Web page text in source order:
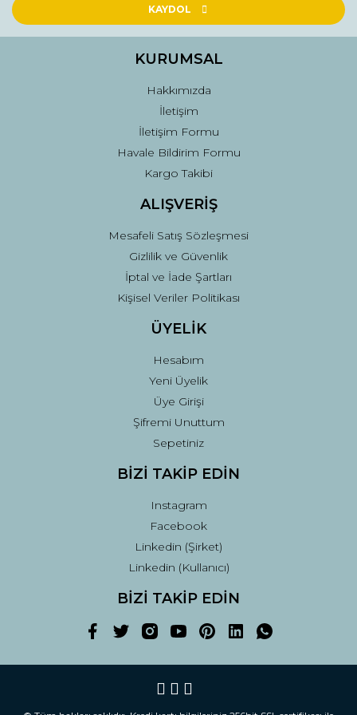
Ürün açıklamasında eksik bilgiler bulunuyor.
Ürün fiyatı diğer sitelerden daha pahalı.
Gönder
KAYDOL
KURUMSAL
Hakkımızda
İletişim
İletişim Formu
Havale Bildirim Formu
Kargo Takibi
ALIŞVERİŞ
Mesafeli Satış Sözleşmesi
Gizlilik ve Güvenlik
İptal ve İade Şartları
Kişisel Veriler Politikası
ÜYELİK
Hesabım
Yeni Üyelik
Üye Girişi
Şifremi Unuttum
Sepetiniz
BİZİ TAKİP EDİN
Instagram
Facebook
Linkedin (Şirket)
Linkedin (Kullanıcı)
BİZİ TAKİP EDİN